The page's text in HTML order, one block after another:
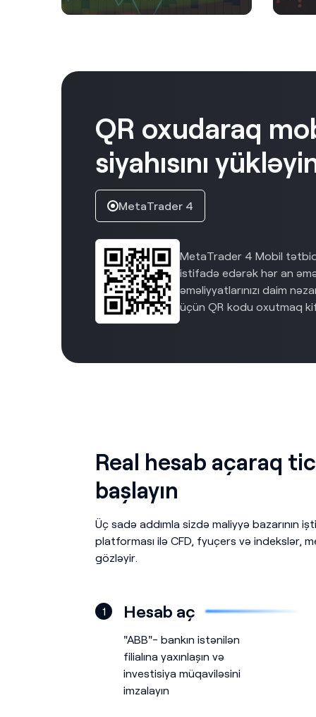
QR oxudaraq
siyahısını
MetaTrader 4
MetaTrader 4 Mobil
istifadə edərək hər an
əməliyyatlarınızı daim
üçün QR kodu oxutmaq
Real hesab açaraq
başlayın
Üç sadə addımla sizdə maliyyə bazarının
platforması ilə CFD, fyuçers və indekslər,
gözləyir.
1 Hesab aç
"ABB"- bankın istənilən
filialına yaxınlaşın və
investisiya müqaviləsini
imzalayın